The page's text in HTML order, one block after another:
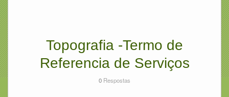
Topografia -Termo de
Referencia de Serviços
0 Respostas